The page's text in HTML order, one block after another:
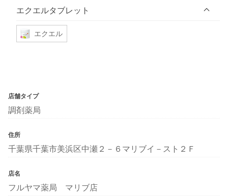
エクエルタブレット
エクエル
店舗タイプ
調剤薬局
住所
千葉県千葉市美浜区中瀬２－６マリブイ－スト２Ｆ
店名
フルヤマ薬局 マリブ店